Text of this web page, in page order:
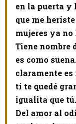
en la puerta y
que me
mujeres ya
Tiene nombre
es como
claramente
ti te quedé
igualita que tú.
Del amor al